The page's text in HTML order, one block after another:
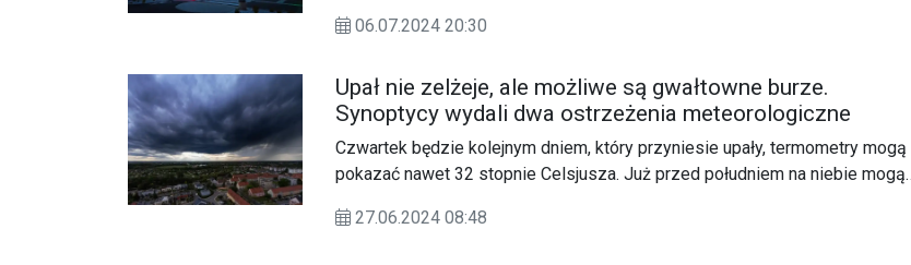
06.07.2024 20:30
Upał nie zelżeje, ale możliwe są gwałtowne burze.
Synoptycy wydali dwa ostrzeżenia meteorologiczne
Czwartek będzie kolejnym dniem, który przyniesie upały, termometry mogą
pokazać nawet 32 stopnie Celsjusza. Już przed południem na niebie mogą
27.06.2024 08:48